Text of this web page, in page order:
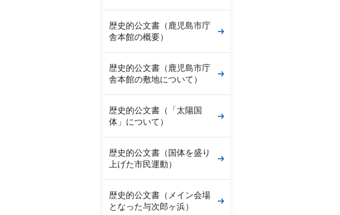
歴史的公文書（鹿児島市庁
舎本館の概要）
歴史的公文書（鹿児島市庁
舎本館の敷地について）
歴史的公文書（「太陽国
体」について）
歴史的公文書（国体を盛り
上げた市民運動）
歴史的公文書（メイン会場
となった与次郎ヶ浜）